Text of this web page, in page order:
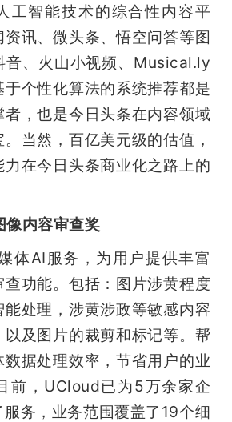
工智能技术的综合性内容平
讯、微头条、悟空问答等图
音、火山小视频、Musical.ly
个性化算法的系统推荐都是
，也是今日头条在内容领域
当然，百亿美元级的估值，
在今日头条商业化之路上的
像内容审查奖
体AI服务，为用户提供丰富
功能。包括：图片涉黄程度
处理，涉黄涉政等敏感内容
及图片的裁剪和标记等。帮
据处理效率，节省用户的业
前，UCloud已为5万余家企
务，业务范围覆盖了19个细